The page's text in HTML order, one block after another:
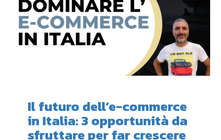
Il futuro dell’e-commerce
in Italia: 3 opportunità da
sfruttare per far crescere